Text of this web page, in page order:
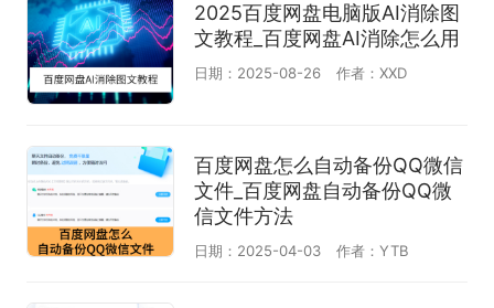
2025百度网盘电脑版AI消除图
文教程_百度网盘AI消除怎么用
日期：2025-08-26 作者：XXD
百度网盘怎么自动备份QQ微信
文件_百度网盘自动备份QQ微
信文件方法
日期：2025-04-03 作者：YTB